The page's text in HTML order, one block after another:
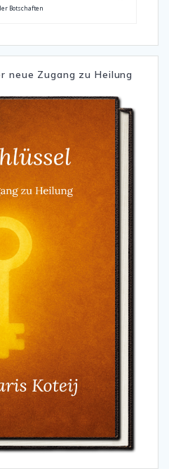
Botschaften
neue Zugang zu Heilung